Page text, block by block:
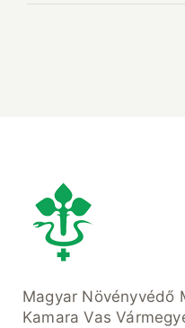
Magyar Növényvédő
Kamara Vas